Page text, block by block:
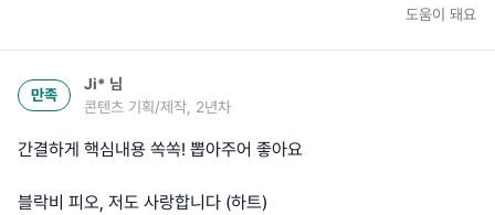
도움이 돼요
만족
Ji* 님
콘텐츠 기획/제작, 2년차
간결하게 핵심내용 쏙쏙! 뽑아주어 좋아요
블락비 피오, 저도 사랑합니다 (하트)